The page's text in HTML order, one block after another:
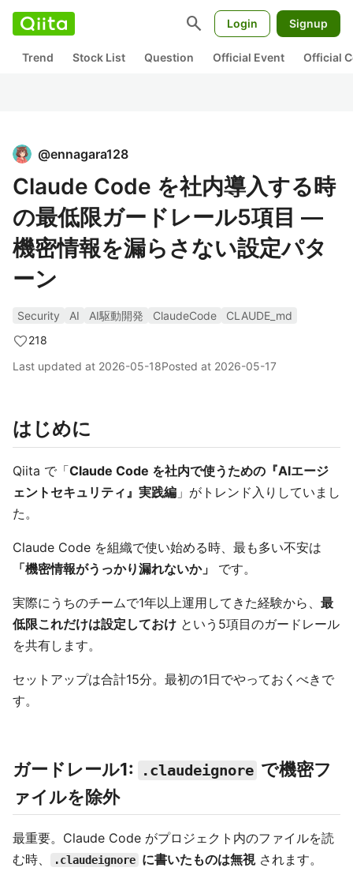
search Login Signup
Trend Stock List Question Official Event Official
@ennagara128
Claude Code を社内導入する時
の最低限ガードレール5項目 —
機密情報を漏らさない設定パタ
ーン
Security AI AI駆動開発 ClaudeCode
CLAUDE_md
218
Last updated at 2026-05-18Posted at 2026-05-17
はじめに
Qiita で「Claude Code を社内で使うための『AIエージ
ェントセキュリティ』実践編 」がトレンド入りしていまし
た。
Claude Code を組織で使い始める時、最も多い不安は
「機密情報がうっかり漏れないか」
です。
実際にうちのチームで1年以上運用してきた経験から、 最
低限これだけは設定しておけ という5項目のガードレール
を共有します。
セットアップは合計15分。最初の1日でやっておくべきで
す。
ガードレール1: .claudeignore で機密フ
ァイルを除外
最重要。Claude Code がプロジェクト内のファイルを読
む時、
.claudeignore に書いたものは無視されます。